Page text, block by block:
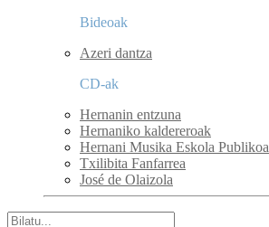
Bideoak
Azeri dantza
CD-ak
Hernanin entzuna
Hernaniko kaldereroak
Hernani Musika Eskola Publikoa
Txilibita Fanfarrea
José de Olaizola